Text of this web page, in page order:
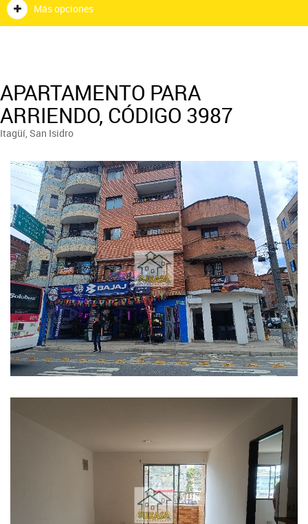
Más opciones
APARTAMENTO PARA
ARRIENDO, CÓDIGO 3987
Itagüí, San Isidro